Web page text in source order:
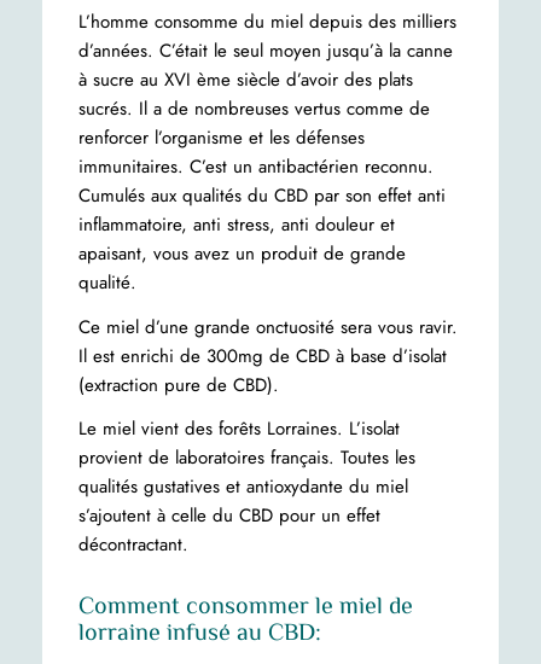
L’homme consomme du miel depuis des milliers
d’années. C’était le seul moyen jusqu’à la canne
à sucre au XVI ème siècle d’avoir des plats
sucrés. Il a de nombreuses vertus comme de
renforcer l’organisme et les défenses
immunitaires. C’est un antibactérien reconnu.
Cumulés aux qualités du CBD par son effet anti
inflammatoire, anti stress, anti douleur et
apaisant, vous avez un produit de grande
qualité.
Ce miel d’une grande onctuosité sera vous ravir.
Il est enrichi de 300mg de CBD à base d’isolat
(extraction pure de CBD).
Le miel vient des forêts Lorraines. L’isolat
provient de laboratoires français. Toutes les
qualités gustatives et antioxydante du miel
s’ajoutent à celle du CBD pour un effet
décontractant.
Comment consommer le miel de
lorraine infusé au CBD: